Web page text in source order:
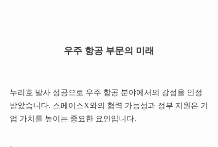
우주 항공 부문의 미래
누리호 발사 성공으로 우주 항공 분야에서의 강점을 인정
받았습니다. 스페이스X와의 협력 가능성과 정부 지원은 기
업 가치를 높이는 중요한 요인입니다.